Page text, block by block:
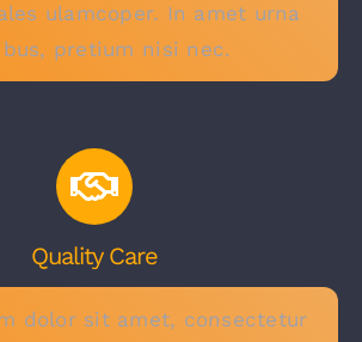
ulamcoper. In amet urna
pretium nisi nec.
Quality Care
dolor sit amet, consectetur